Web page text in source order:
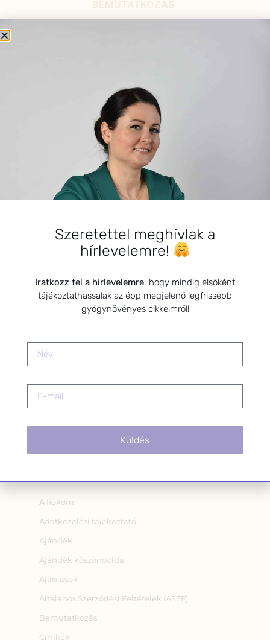
HÍRLEVÉL
HÍRLEVÉL FELIRATKOZÁS
E-mail cím*
Kérlek a feliratkozáshoz fogadd el
Hozzájárulok, hogy az
Adatkezelési tájékoztatóban
foglaltak szerint a HerbClinic
A hírlevélről bármikor
OLDALAK
A fiókom
Adatkezelési tájékoztató
Ajándék
Ajándék köszönőoldal
Ajánlások
Általános Szerződési Feltételek (ÁSZF)
Bemutatkozás
Címkék
Szeretettel meghívlak a
hírlevelemre!
Iratkozz fel a hírlevelemre, hogy mindig elsőként
tájékoztathassalak az épp megjelenő legfrissebb
gyógynövényes cikkeimről!
Küldés